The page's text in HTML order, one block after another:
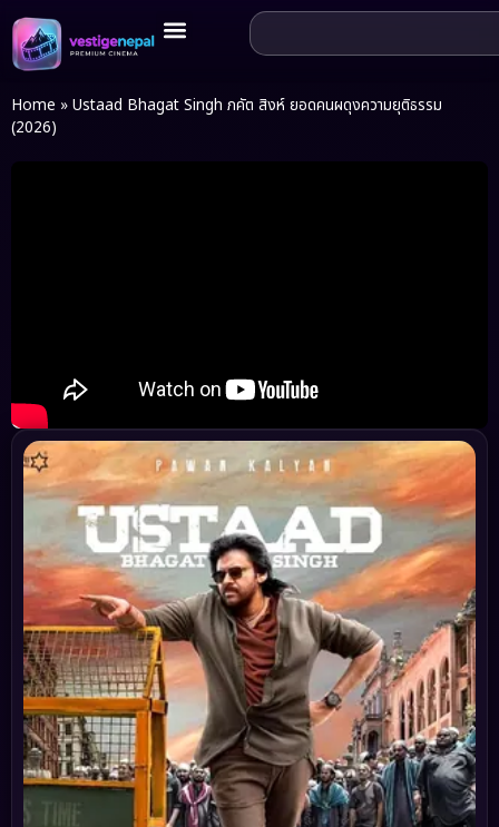
Home » Ustaad Bhagat Singh ภคัต สิงห์ ยอดคนผดุงความยุติธรรม
(2026)